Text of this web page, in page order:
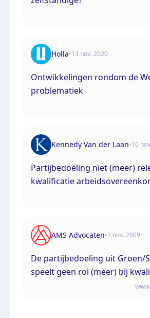
Holla•13 nov. 2020
Ontwikkelingen rondom de
problematiek
Kennedy Van der Laan•10
Partijbedoeling niet (meer)
kwalificatie
AMS Advocaten•1 nov. 2009
De partijbedoeling uit Groen/
speelt geen rol (meer) bij